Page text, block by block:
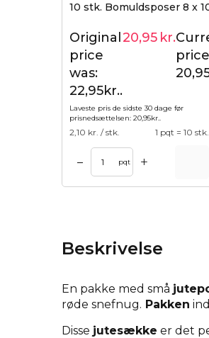
10 stk. Bomuldsposer 8 x
Original
price
was:
22,95kr..
20,95 kr.
price
Laveste pris de sidste 30 dage før
prisnedsættelsen: 20,95kr.
2,10 kr. / stk. 1 pqt = 10 stk.
– pqt +
Tilføj til kurv
Beskrivelse
En pakke med små
røde snefnug. Pakken
Disse jutesække er det